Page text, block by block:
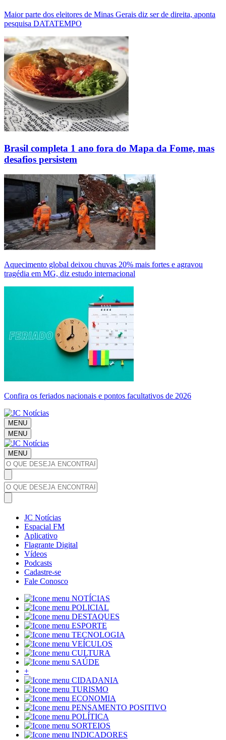
Maior parte dos eleitores de Minas Gerais diz ser de direita, aponta
pesquisa DATATEMPO
Brasil completa 1 ano fora do Mapa da Fome, mas
desafios persistem
Aquecimento global deixou chuvas 20% mais fortes e agravou
tragédia em MG, diz estudo internacional
Confira os feriados nacionais e pontos facultativos de 2026
MENU
MENU
MENU
JC Notícias
Espacial FM
Aplicativo
Flagrante Digital
Vídeos
Podcasts
Cadastre-se
Fale Conosco
NOTÍCIAS
POLICIAL
DESTAQUES
ESPORTE
TECNOLOGIA
VEÍCULOS
CULTURA
SAÚDE
+
CIDADANIA
TURISMO
ECONOMIA
PENSAMENTO POSITIVO
POLÍTICA
SORTEIOS
INDICADORES